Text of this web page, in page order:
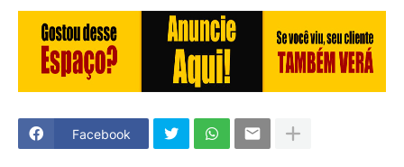
Facebook